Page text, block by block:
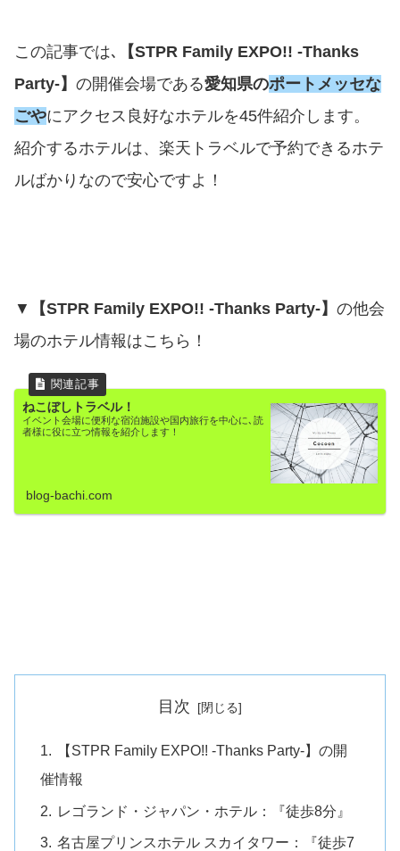
この記事では､
【STPR Family EXPO!! -Thanks
Party-】 の開催会場である愛知県のポートメッセな
ごやにアクセス良好なホテルを45件紹介します。
紹介するホテルは、楽天トラベルで予約できるホテ
ルばかりなので安心ですよ！
▼ 【STPR Family EXPO!! -Thanks Party-】 の他会
場のホテル情報はこちら！
ねこぼしトラベル！
イベント会場に便利な宿泊施設や国内旅行を中心に､読
者様に役に立つ情報を紹介します！
blog-bachi.com
目次
【STPR Family EXPO!! -Thanks Party-】の開
催情報
レゴランド・ジャパン・ホテル：『徒歩8分』
名古屋プリンスホテル スカイタワー：『徒歩7